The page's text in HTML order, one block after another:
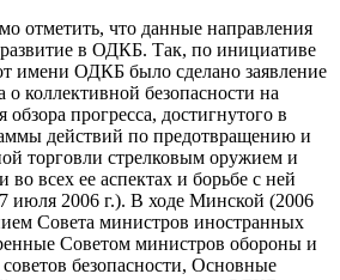
отметить, что данные направления
развитие в ОДКБ. Так, по инициативе
имени ОДКБ было сделано заявление
коллективной безопасности на
прогресса, достигнутого в
действий по предотвращению и
торговли стрелковым оружием и
всех ее аспектах и борьбе с ней
2006 г.). В ходе Минской (2006
Совета министров иностранных
Советом министров обороны и
безопасности, Основные